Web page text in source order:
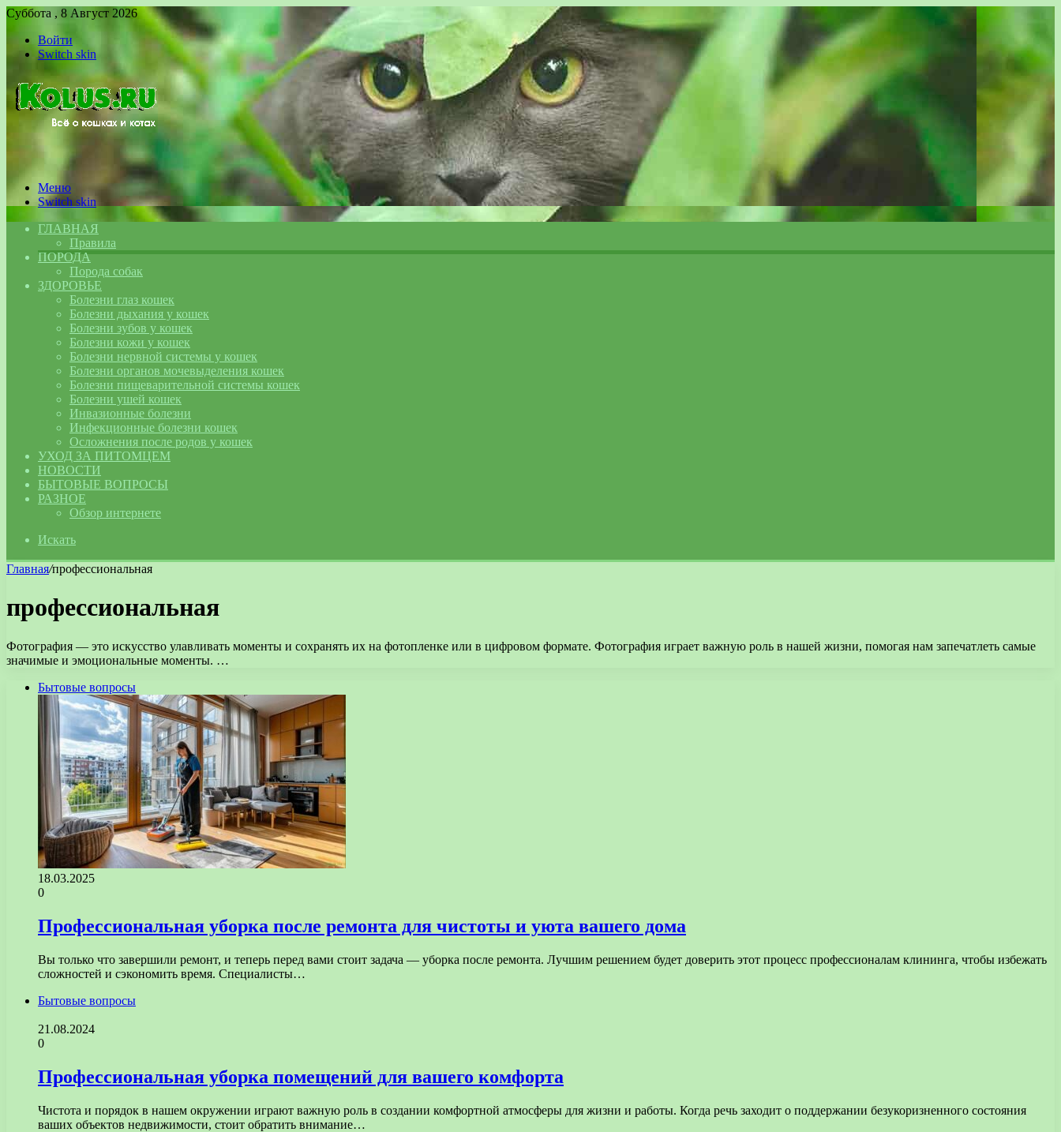
Суббота , 8 Август 2026
Войти
Switch skin
Меню
Switch skin
ГЛАВНАЯ
Правила
ПОРОДА
Порода собак
ЗДОРОВЬЕ
Болезни глаз кошек
Болезни дыхания у кошек
Болезни зубов у кошек
Болезни кожи у кошек
Болезни нервной системы у кошек
Болезни органов мочевыделения кошек
Болезни пищеварительной системы кошек
Болезни ушей кошек
Инвазионные болезни
Инфекционные болезни кошек
Осложнения после родов у кошек
УХОД ЗА ПИТОМЦЕМ
НОВОСТИ
БЫТОВЫЕ ВОПРОСЫ
РАЗНОЕ
Обзор интернете
Искать
Главная/профессиональная
профессиональная
Фотография — это искусство улавливать моменты и сохранять их на фотопленке или в цифровом формате. Фотография играет важную роль в нашей жизни, помогая нам запечатлеть самые
значимые и эмоциональные моменты. …
Бытовые вопросы
18.03.2025
0
Профессиональная уборка после ремонта для чистоты и уюта вашего дома
Вы только что завершили ремонт, и теперь перед вами стоит задача — уборка после ремонта. Лучшим решением будет доверить этот процесс профессионалам клининга, чтобы избежать
сложностей и сэкономить время. Специалисты…
Бытовые вопросы
21.08.2024
0
Профессиональная уборка помещений для вашего комфорта
Чистота и порядок в нашем окружении играют важную роль в создании комфортной атмосферы для жизни и работы. Когда речь заходит о поддержании безукоризненного состояния
ваших объектов недвижимости, стоит обратить внимание…